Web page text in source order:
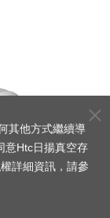
其他方式繼續導
意Htc日揚真空存
詳細資訊，請參